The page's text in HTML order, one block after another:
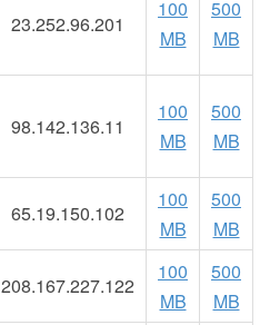
23.252.96.201
100
MB
500
MB
98.142.136.11
100
MB
500
MB
65.19.150.102
100
MB
500
MB
208.167.227.122
100
MB
500
MB